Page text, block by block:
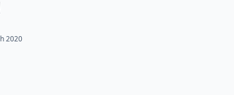
2020